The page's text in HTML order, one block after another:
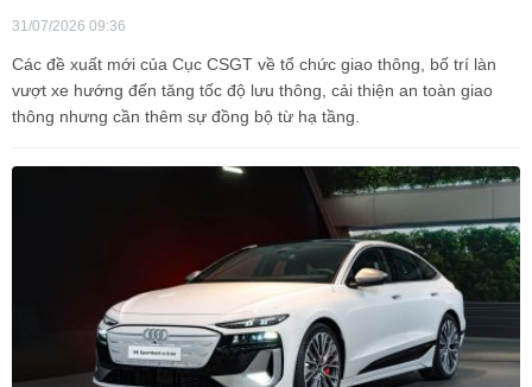
31/07/2026 09:36
Các đề xuất mới của Cục CSGT về tổ chức giao thông, bố trí làn
vượt xe hướng đến tăng tốc độ lưu thông, cải thiện an toàn giao
thông nhưng cần thêm sự đồng bộ từ hạ tầng.